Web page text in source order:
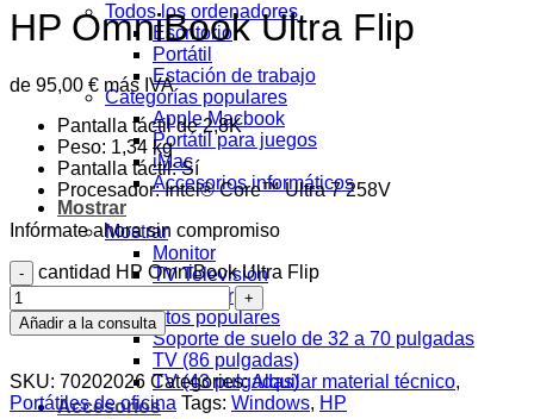
Todos los ordenadores
Escritorio
Portátil
Estación de trabajo
Categorías populares
Apple Macbook
Portátil para juegos
iMac
Accesorios informáticos
Mostrar
Mostrar
Monitor
TV Televisión
Proyector
Productos populares
Soporte de suelo de 32 a 70 pulgadas
TV (86 pulgadas)
TV (43 pulgadas)
Accesorios
HP OmniBook Ultra Flip
de 95,00 € más IVA
Pantalla táctil de 2,8K
Peso: 1,34 kg
Pantalla táctil: Sí
Procesador: Intel® Core™ Ultra 7 258V
Infórmate ahora sin compromiso
cantidad HP OmniBook Ultra Flip
Añadir a la consulta
SKU: 70202026 Categories:Alquilar material técnico,
Portátiles de oficina Tags: Windows, HP